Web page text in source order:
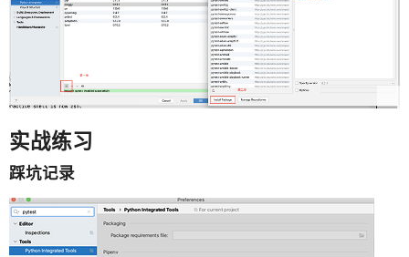
实战练习
踩坑记录